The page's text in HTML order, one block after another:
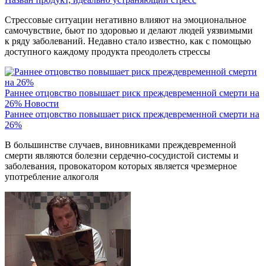
Стрессовые ситуации негативно влияют на эмоциональное
самочувствие, бьют по здоровью и делают людей уязвимыми
к ряду заболеваний. Недавно стало известно, как с помощью
доступного каждому продукта преодолеть стрессы
Раннее отцовство повышает риск преждевременной смерти на
26% Новости
Раннее отцовство повышает риск преждевременной смерти на
26%
В большинстве случаев, виновниками преждевременной
смерти являются болезни сердечно-сосудистой системы и
заболевания, провокатором которых является чрезмерное
употребление алкоголя